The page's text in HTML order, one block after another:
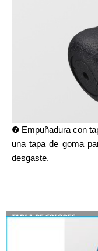
❼ Empuñadura con
una tapa de goma
desgaste.